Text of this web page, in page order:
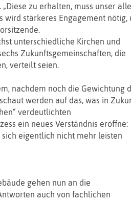
zu erhalten, muss unser
wird stärkeres Engagement nötig,
unterschiedliche Kirchen und
Zukunftsgemeinschaften, die
verteilt seien.
nachdem noch die Gewichtung
werden auf das, was in
verdeutlichten
ein neues Verständnis eröffne:
eigentlich nicht mehr leisten
gehen nun an die
auch von fachlichen